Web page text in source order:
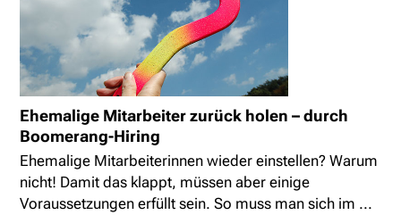
Ehemalige Mitarbeiter zurück holen – durch
Boomerang-Hiring
Ehemalige Mitarbeiterinnen wieder einstellen? Warum
nicht! Damit das klappt, müssen aber einige
Voraussetzungen erfüllt sein. So muss man sich im ...